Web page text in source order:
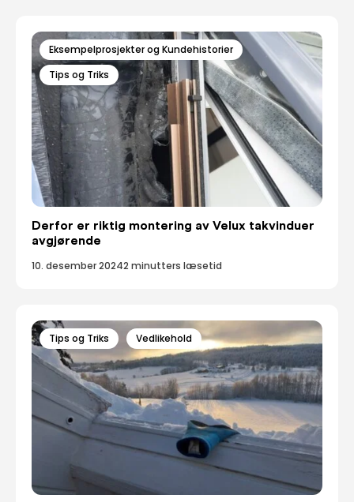
Eksempelprosjekter og Kundehistorier
Tips og Triks
Derfor er riktig montering av Velux takvinduer
avgjørende
10. desember 20242 minutters læsetid
Tips og Triks Vedlikehold